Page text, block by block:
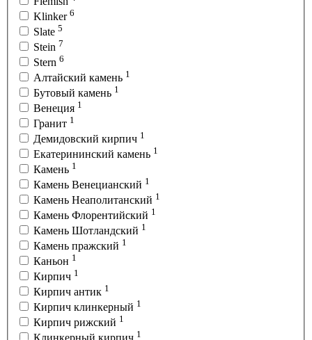
Klinker 6
Slate 5
Stein 7
Stern 6
Алтайский камень 1
Бутовый камень 1
Венеция 1
Гранит 1
Демидовский кирпич 1
Екатерининский камень 1
Камень 1
Камень Венецианский 1
Камень Неаполитанский 1
Камень Флорентийский 1
Камень Шотландский 1
Камень пражский 1
Каньон 1
Кирпич 1
Кирпич антик 1
Кирпич клинкерный 1
Кирпич рижский 1
Клинкерный кирпич 1